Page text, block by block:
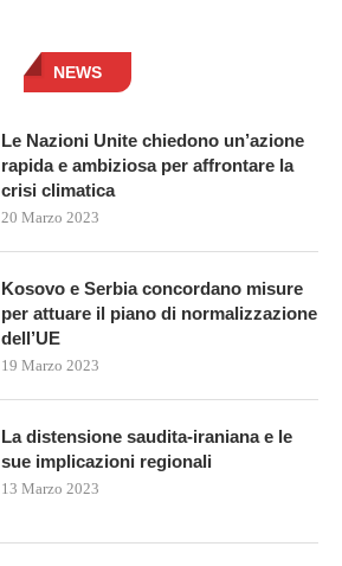
NEWS
Le Nazioni Unite chiedono un’azione
rapida e ambiziosa per affrontare la
crisi climatica
20 Marzo 2023
Kosovo e Serbia concordano misure
per attuare il piano di normalizzazione
dell’UE
19 Marzo 2023
La distensione saudita-iraniana e le
sue implicazioni regionali
13 Marzo 2023